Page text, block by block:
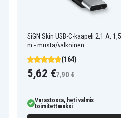
SiGN Skin USB-C-kaapeli 2,1 A, 1,5
m - musta/valkoinen
(164)
5,62 €7,90 €
Varastossa, heti valmis
toimitettavaksi